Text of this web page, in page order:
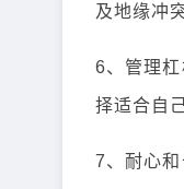
及地缘冲
6、管理
择适合自
7、耐心